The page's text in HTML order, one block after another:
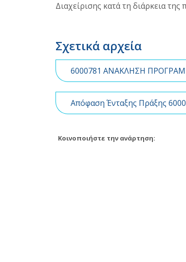
Διαχείρισης κατά τη διάρκεια
Σχετικά αρχεία
6000781 ΑΝΑΚΛΗΣΗ ΠΡΟΓΡΑΜ
Απόφαση Ένταξης Πράξης
Κοινοποιήστε την ανάρτηση: